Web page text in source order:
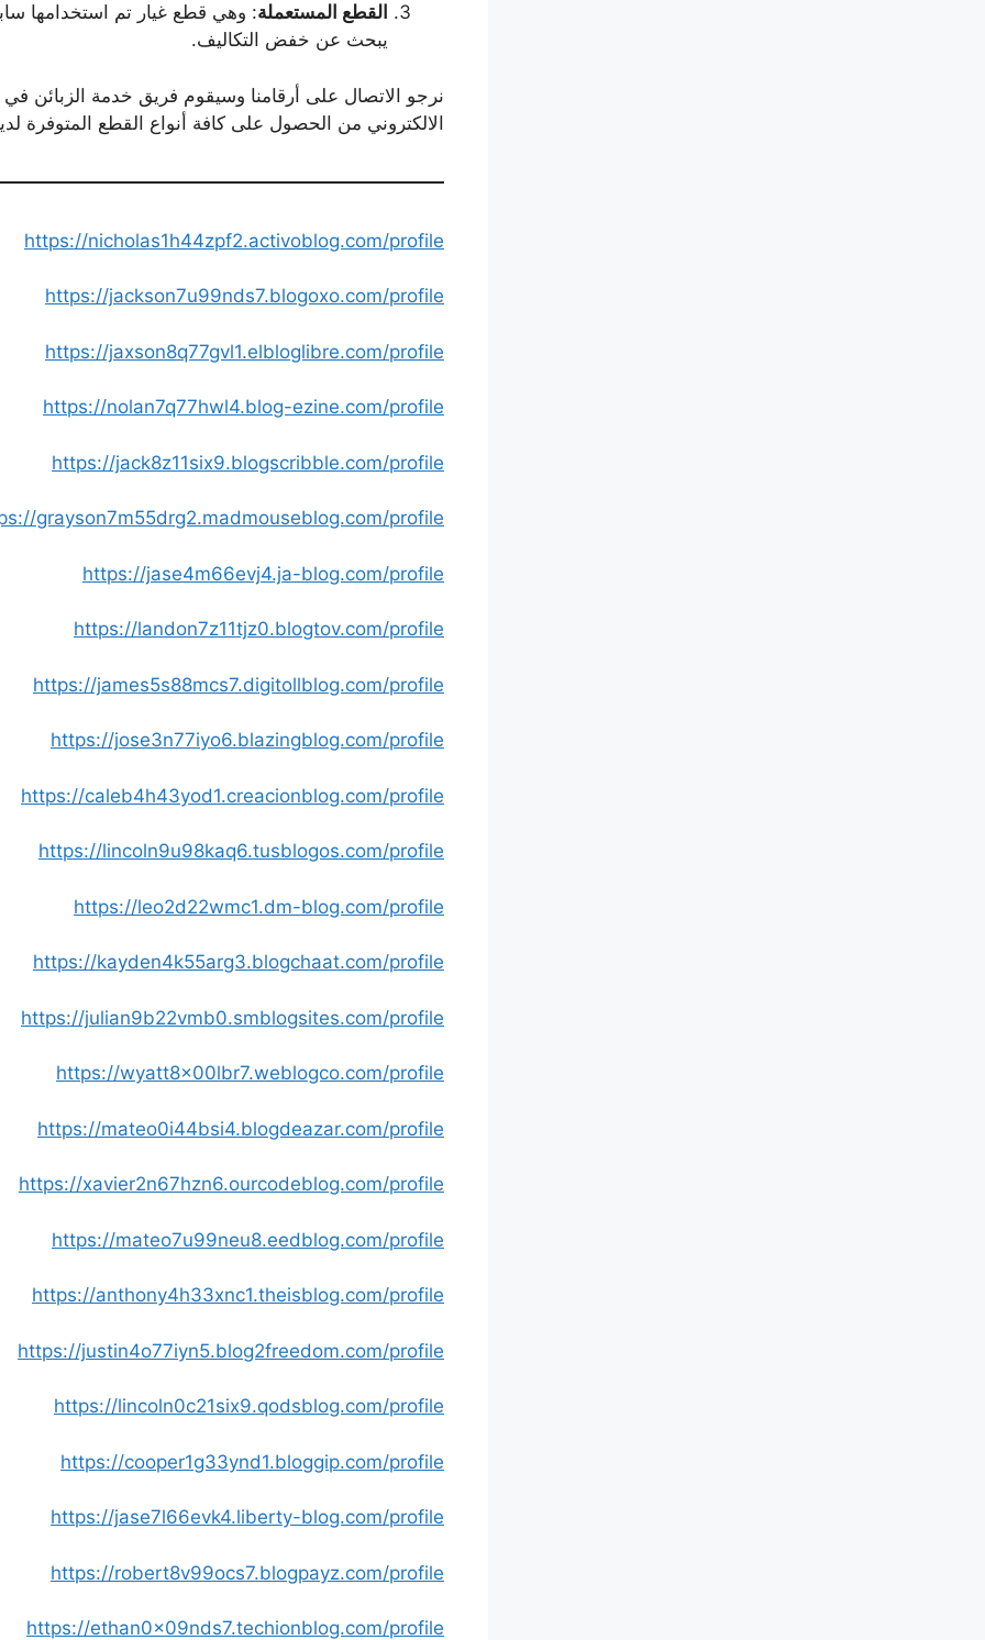
القطع المستعملة: وهي قطع غيار تم استخدامها
يبحث عن خفض التكاليف.
نرجو الاتصال على أرقامنا وسيقوم فريق خدمة الزبائن
الالكتروني من الحصول على كافة أنواع القطع المتوفرة
https://nicholas1h44zpf2.activoblog.com/profile
https://jackson7u99nds7.blogoxo.com/profile
https://jaxson8q77gvl1.elbloglibre.com/profile
https://nolan7q77hwl4.blog-ezine.com/profile
https://jack8z11six9.blogscribble.com/profile
grayson7m55drg2.madmouseblog.com/profile
https://jase4m66evj4.ja-blog.com/profile
https://landon7z11tjz0.blogtov.com/profile
https://james5s88mcs7.digitollblog.com/profile
https://jose3n77iyo6.blazingblog.com/profile
https://caleb4h43yod1.creacionblog.com/profile
https://lincoln9u98kaq6.tusblogos.com/profile
https://leo2d22wmc1.dm-blog.com/profile
https://kayden4k55arg3.blogchaat.com/profile
https://julian9b22vmb0.smblogsites.com/profile
https://wyatt8x00lbr7.weblogco.com/profile
https://mateo0i44bsi4.blogdeazar.com/profile
https://xavier2n67hzn6.ourcodeblog.com/profile
https://mateo7u99neu8.eedblog.com/profile
https://anthony4h33xnc1.theisblog.com/profile
https://justin4o77iyn5.blog2freedom.com/profile
https://lincoln0c21six9.qodsblog.com/profile
https://cooper1g33ynd1.bloggip.com/profile
https://jase7l66evk4.liberty-blog.com/profile
https://robert8v99ocs7.blogpayz.com/profile
https://ethan0x09nds7.techionblog.com/profile